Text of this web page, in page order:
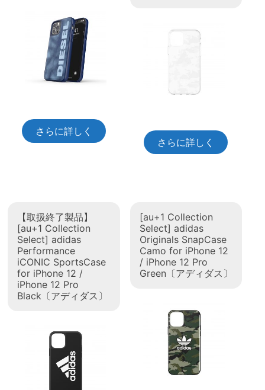
さらに詳しく
さらに詳しく
【取扱終了製品】
[au+1 Collection
Select] adidas
Performance
iCONIC SportsCase
for iPhone 12 /
iPhone 12 Pro
Black〔アディダス〕
[au+1 Collection
Select] adidas
Originals SnapCase
Camo for iPhone 12
/ iPhone 12 Pro
Green〔アディダス〕